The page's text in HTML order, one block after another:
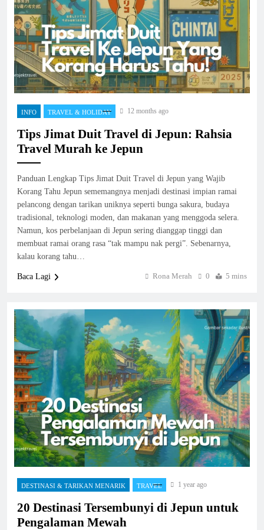
INFO TRAVEL & HOLIDAY 12 months ago
Tips Jimat Duit Travel di Jepun: Rahsia
Travel Murah ke Jepun
Panduan Lengkap Tips Jimat Duit Travel di Jepun yang Wajib
Korang Tahu Jepun sememangnya menjadi destinasi impian ramai
pelancong dengan tarikan uniknya seperti bunga sakura, budaya
tradisional, teknologi moden, dan makanan yang menggoda selera.
Namun, kos perbelanjaan di Jepun sering dianggap tinggi dan
membuat ramai orang rasa “tak mampu nak pergi”. Sebenarnya,
kalau korang tahu…
Baca Lagi Rona Merah 0 5 mins
DESTINASI & TARIKAN MENARIK TRAVEL 1 year ago
20 Destinasi Tersembunyi di Jepun untuk
Pengalaman Mewah